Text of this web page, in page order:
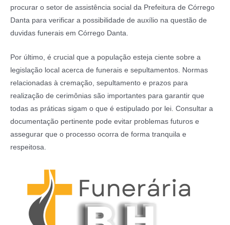
procurar o setor de assistência social da Prefeitura de Córrego
Danta para verificar a possibilidade de auxílio na questão de
duvidas funerais em Córrego Danta.
Por último, é crucial que a população esteja ciente sobre a
legislação local acerca de funerais e sepultamentos. Normas
relacionadas à cremação, sepultamento e prazos para
realização de cerimônias são importantes para garantir que
todas as práticas sigam o que é estipulado por lei. Consultar a
documentação pertinente pode evitar problemas futuros e
assegurar que o processo ocorra de forma tranquila e
respeitosa.